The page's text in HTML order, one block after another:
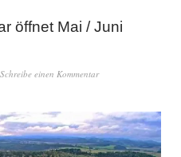
öffnet Mai / Juni
Schreibe einen Kommentar